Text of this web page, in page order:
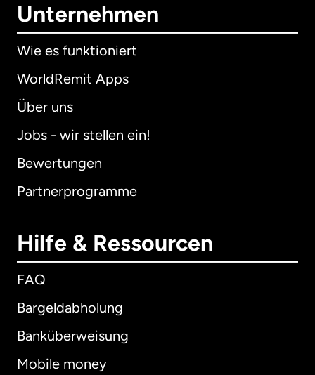
Unternehmen
Wie es funktioniert
WorldRemit Apps
Über uns
Jobs - wir stellen ein!
Bewertungen
Partnerprogramme
Hilfe & Ressourcen
FAQ
Bargeldabholung
Banküberweisung
Mobile money